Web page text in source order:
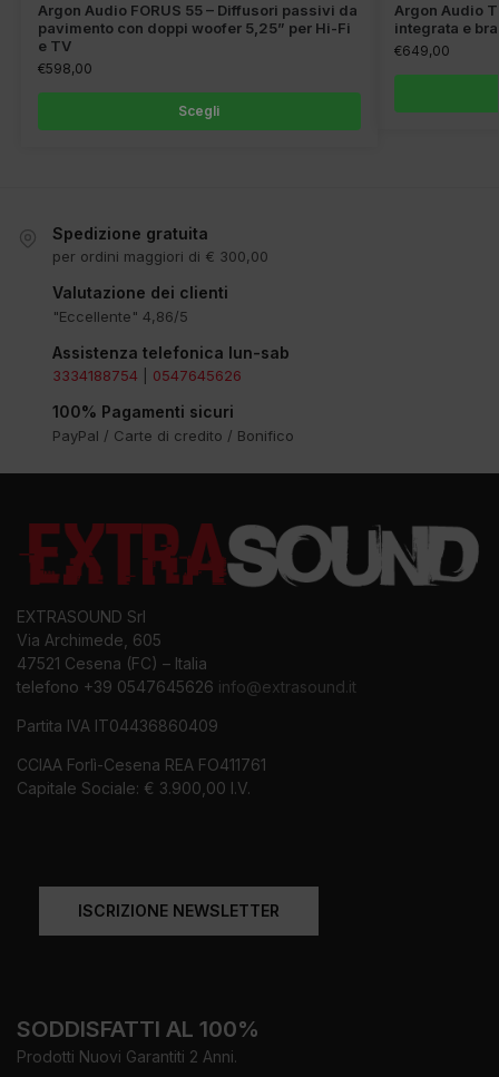
Argon Audio FORUS 55 – Diffusori passivi da
pavimento con doppi woofer 5,25” per Hi-Fi
e TV
€598,00
Scegli
Argon Audio
integrata e
€649,00
Spedizione gratuita
per ordini maggiori di € 300,00
Valutazione dei clienti
"Eccellente" 4,86/5
Assistenza telefonica lun-sab
3334188754 0547645626
100% Pagamenti sicuri
PayPal / Carte di credito / Bonifico
EXTRASOUND Srl
Via Archimede, 605
47521 Cesena (FC) – Italia
telefono +39 0547645626 info@extrasound.it
Partita IVA IT04436860409
CCIAA Forlì-Cesena REA FO411761
Capitale Sociale: € 3.900,00 I.V.
ISCRIZIONE NEWSLETTER
SODDISFATTI AL 100%
Prodotti Nuovi Garantiti 2 Anni.